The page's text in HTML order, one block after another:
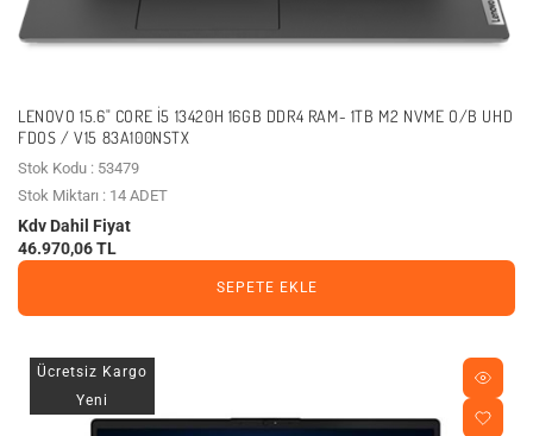
LENOVO 15.6" CORE I5 13420H 16GB DDR4 RAM- 1TB M2 NVME O/B UHD
FDOS / V15 83A100NSTX
Stok Kodu : 53479
Stok Miktarı : 14 ADET
Kdv Dahil Fiyat
46.970,06 TL
SEPETE EKLE
Ücretsiz Kargo
Yeni